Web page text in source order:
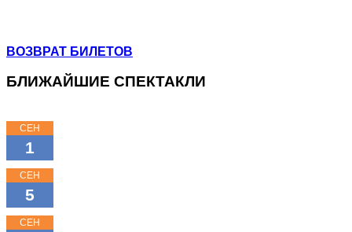
ВОЗВРАТ БИЛЕТОВ
БЛИЖАЙШИЕ СПЕКТАКЛИ
СЕН
1
СЕН
5
СЕН